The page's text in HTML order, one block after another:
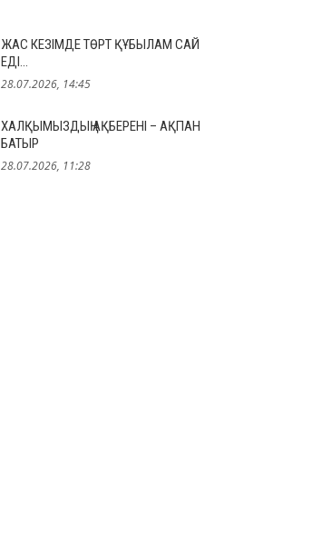
ЖАС КЕЗІМДЕ ТӨРТ ҚҰБЫЛАМ САЙ
ЕДІ…
28.07.2026, 14:45
ХАЛҚЫМЫЗДЫҢ АҚБЕРЕНІ – АҚПАН
БАТЫР
28.07.2026, 11:28